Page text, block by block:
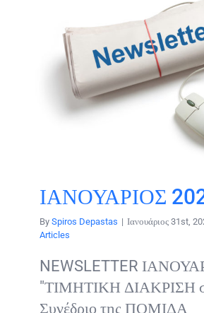
ΙΑΝΟΥΑΡΙΟΣ
By Spiros Depastas | Ιανουάριος 31st,
Articles
NEWSLETTER
"ΤΙΜΗΤΙΚΗ ΔΙΑΚΡΙΣΗ
Συνέδριο της ΠΟΜΙΔΑ